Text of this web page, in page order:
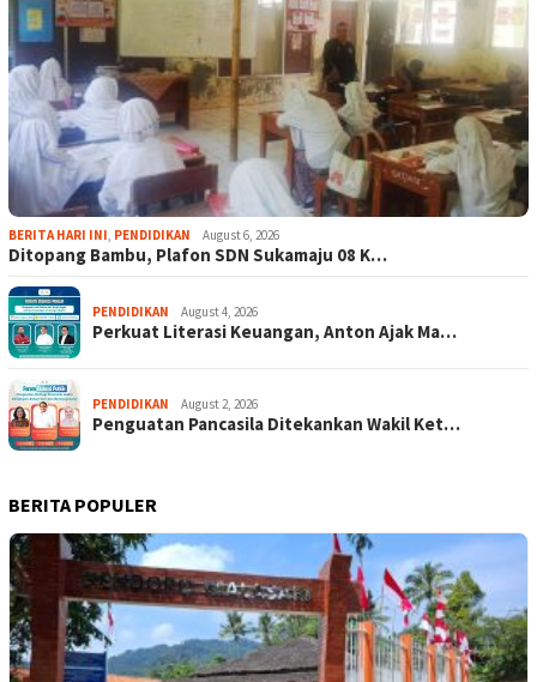
BERITA HARI INI, PENDIDIKAN August 6, 2026
Ditopang Bambu, Plafon SDN Sukamaju 08 K…
PENDIDIKAN August 4, 2026
Perkuat Literasi Keuangan, Anton Ajak Ma…
PENDIDIKAN August 2, 2026
Penguatan Pancasila Ditekankan Wakil Ket…
BERITA POPULER